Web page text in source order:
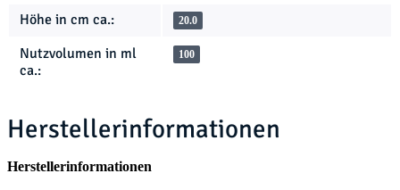
Höhe in cm ca.: 20.0
Nutzvolumen in ml
ca.:
100
Herstellerinformationen
Herstellerinformationen